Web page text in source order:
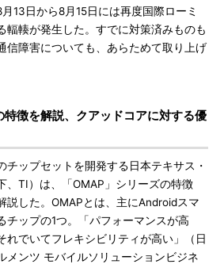
13日から8月15日には再度国際ローミ
輻輳が発生した。すでに対策済みものも
信障害についても、あらためて取り上げ
徴を解説、クアッドコアに対する優
ップセットを開発する日本テキサス・
、TI）は、「OMAP」シリーズの特徴
説した。OMAPとは、主にAndroidスマ
チップの1つ。「パフォーマンスが高
れでいてフレキシビリティが高い」（日
メンツ モバイルソリューションビジネ